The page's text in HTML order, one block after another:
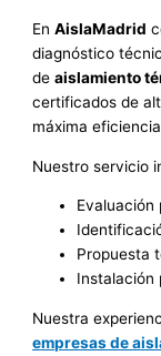
EnAislaMadrid
diagnóstico
deaislamiento
certificados de
máxima
Nuestro servicio
Evaluación
Propuesta
Instalación
Nuestra
empresas de